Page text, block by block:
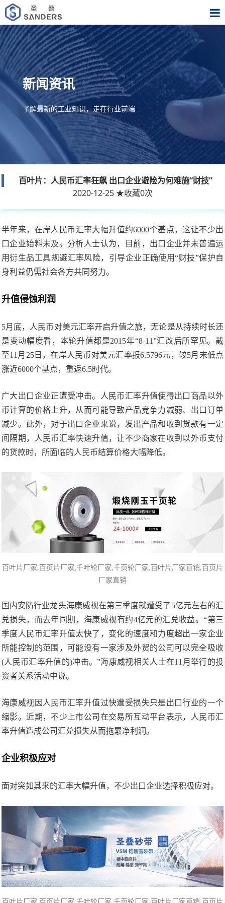
新闻资讯
了解最新的工业知识，走在行业前端
百叶片：人民币汇率狂飙 出口企业避险为何难施“财技”
2020-12-25 ★收藏0次
半年来，在岸人民币汇率大幅升值约6000个基点，这让不少出
口企业始料未及。分析人士认为，目前，出口企业并未普遍运
用衍生品工具规避汇率风险，引导企业正确使用“财技”保护自
身利益仍需社会各方共同努力。
升值侵蚀利润
5月底，人民币对美元汇率开启升值之旅，无论是从持续时长还
是变动幅度看，本轮升值都是2015年“8·11”汇改后所罕见。截
至11月25日，在岸人民币对美元汇率报6.5796元，较5月末低点
涨近6000个基点，重返6.5时代。
广大出口企业正遭受冲击。人民币汇率升值使得出口商品以外
币计算的价格上升，从而可能导致产品竞争力减弱、出口订单
减少。此外，对于出口企业来说，发出产品和收到货款有一定
间隔期，人民币汇率快速升值，让不少商家在收到以外币支付
的货款时，所面临的人民币结算价格大幅降低。
百叶片厂家,百页片厂家,千叶轮厂家,千页轮厂家,百叶片厂家直销,百页片
厂家直销
国内安防行业龙头海康威视在第三季度就遭受了5亿元左右的汇
兑损失，而去年同期，海康威视有约4亿元的汇兑收益。“第三
季度人民币汇率升值太快了，变化的速度和力度超出一家企业
所能控制的范围，可能没有一家涉及外贸的公司可以完全吸收
(人民币汇率升值的)冲击。”海康威视相关人士在11月举行的投
资者关系活动中说。
海康威视因人民币汇率升值过快遭受损失只是出口行业的一个
缩影。近期，不少上市公司在交易所互动平台表示，人民币汇
率升值造成公司汇兑损失从而拖累净利润。
企业积极应对
面对突如其来的汇率大幅升值，不少出口企业选择积极应对。